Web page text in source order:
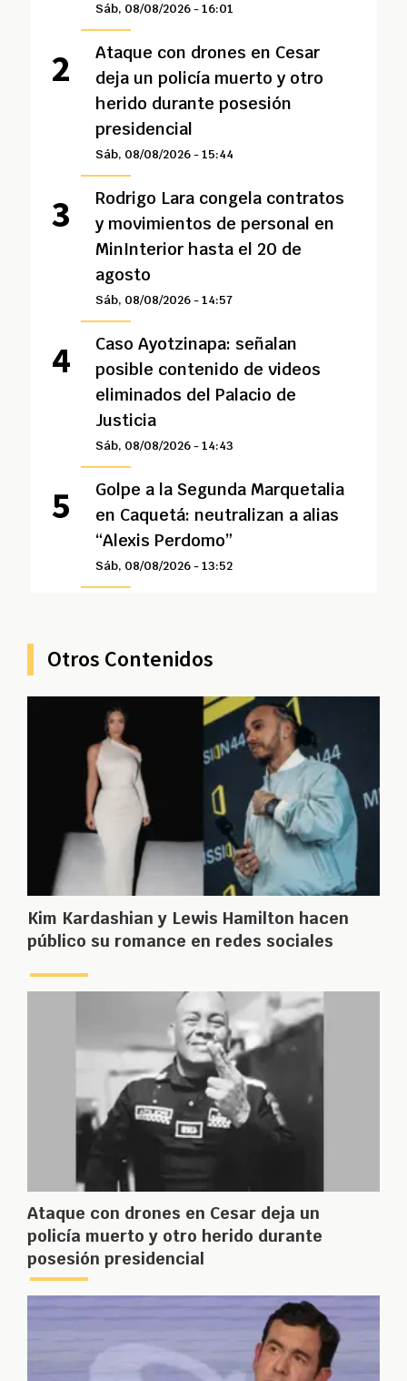
Sáb, 08/08/2026 - 16:01
Ataque con drones en Cesar
deja un policía muerto y otro
herido durante posesión
presidencial
Sáb, 08/08/2026 - 15:44
Rodrigo Lara congela contratos
y movimientos de personal en
MinInterior hasta el 20 de
agosto
Sáb, 08/08/2026 - 14:57
Caso Ayotzinapa: señalan
posible contenido de videos
eliminados del Palacio de
Justicia
Sáb, 08/08/2026 - 14:43
Golpe a la Segunda Marquetalia
en Caquetá: neutralizan a alias
“Alexis Perdomo”
Sáb, 08/08/2026 - 13:52
Otros Contenidos
Kim Kardashian y Lewis Hamilton hacen
público su romance en redes sociales
Ataque con drones en Cesar deja un
policía muerto y otro herido durante
posesión presidencial